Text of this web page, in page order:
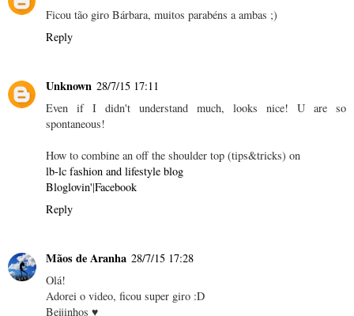
Ficou tão giro Bárbara, muitos parabéns a ambas ;)
Reply
Unknown 28/7/15 17:11
Even if I didn't understand much, looks nice! U are so
spontaneous!
How to combine an off the shoulder top (tips&tricks) on
lb-lc fashion and lifestyle blog
Bloglovin'|Facebook
Reply
Mãos de Aranha 28/7/15 17:28
Olá!
Adorei o video, ficou super giro :D
Beijinhos ♥